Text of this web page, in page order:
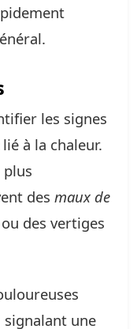
les signes
à la chaleur.
des maux de
des vertiges
signalant une